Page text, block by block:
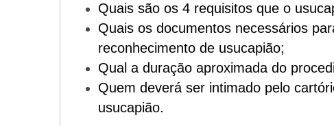
Quais são os 4 requisitos que o
Quais os documentos necessários
reconhecimento de usucapião;
Qual a duração aproximada do
Quem deverá ser intimado pelo
usucapião.